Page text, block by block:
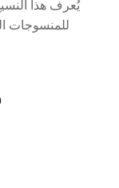
يُعرف هذا
للمنسوجات